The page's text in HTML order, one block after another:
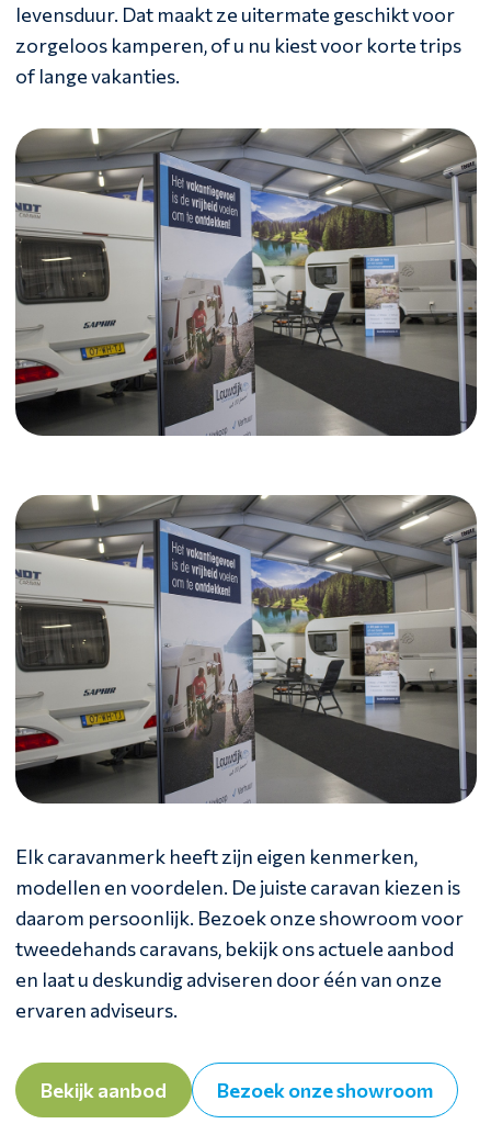
levensduur. Dat maakt ze uitermate geschikt voor
zorgeloos kamperen, of u nu kiest voor korte trips
of lange vakanties.
Elk caravanmerk heeft zijn eigen kenmerken,
modellen en voordelen. De juiste caravan kiezen is
daarom persoonlijk. Bezoek onze showroom voor
tweedehands caravans, bekijk ons actuele aanbod
en laat u deskundig adviseren door één van onze
ervaren adviseurs.
Bekijk aanbod Bezoek onze showroom